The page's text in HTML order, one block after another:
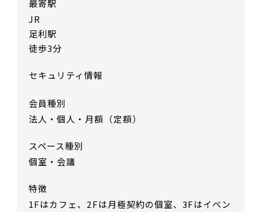
最寄駅
JR
足利駅
徒歩3分
セキュリティ情報
会員種別
法人・個人・月額（定額）
スペース種別
個室・会議
特徴
1Fはカフェ、2Fは月極契約の個室、3Fはイベン